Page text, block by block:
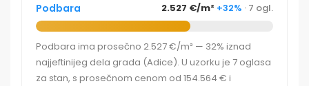
Podbara 2.527 €/m² +32% · 7 ogl.
Podbara ima prosečno 2.527 €/m² — 32% iznad
najjeftinijeg dela grada (Adice). U uzorku je 7 oglasa
za stan, s prosečnom cenom od 154.564 € i